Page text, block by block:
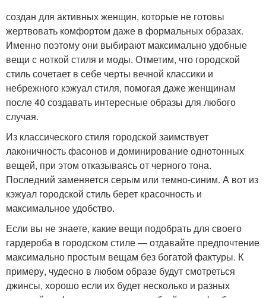
создан для активных женщин, которые не готовы
жертвовать комфортом даже в формальных образах.
Именно поэтому они выбирают максимально удобные
вещи с ноткой стиля и моды. Отметим, что городской
стиль сочетает в себе черты вечной классики и
небрежного кэжуал стиля, помогая даже женщинам
после 40 создавать интересные образы для любого
случая.
Из классического стиля городской заимствует
лаконичность фасонов и доминирование однотонных
вещей, при этом отказываясь от черного тона.
Последний заменяется серым или темно-синим. А вот из
кэжуал городской стиль берет красочность и
максимальное удобство.
Если вы не знаете, какие вещи подобрать для своего
гардероба в городском стиле — отдавайте предпочтение
максимально простым вещам без богатой фактуры. К
примеру, чудесно в любом образе будут смотреться
джинсы, хорошо если их будет несколько и разных